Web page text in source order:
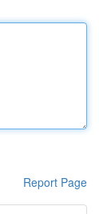
Report Page